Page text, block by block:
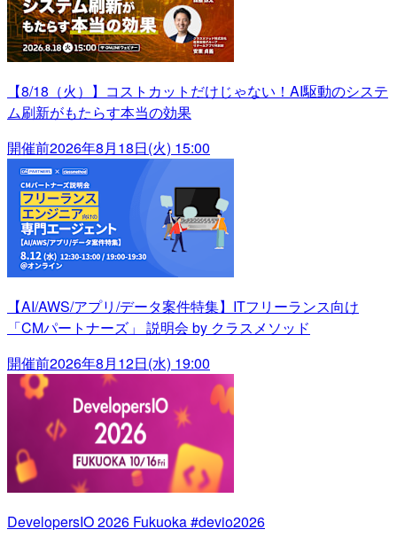
【8/18（火）】コストカットだけじゃない！AI駆動のシステ
ム刷新がもたらす本当の効果
開催前2026年8月18日(火) 15:00
【AI/AWS/アプリ/データ案件特集】ITフリーランス向け
「CMパートナーズ」 説明会 by クラスメソッド
開催前2026年8月12日(水) 19:00
DevelopersIO 2026 Fukuoka #devio2026